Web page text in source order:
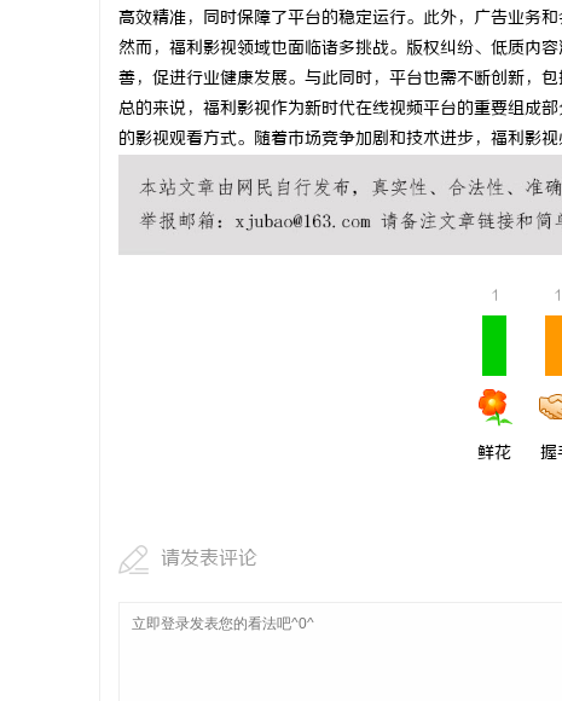
高效精准，同时保障了平台的稳定运行。此外，广告业务
然而，福利影视领域也面临诸多挑战。版权纠纷、低质内
善，促进行业健康发展。与此同时，平台也需不断创新，
总的来说，福利影视作为新时代在线视频平台的重要组成
的影视观看方式。随着市场竞争加剧和技术进步，福利影
1
鲜花
1
握
请发表评论
武汉配眼镜 上